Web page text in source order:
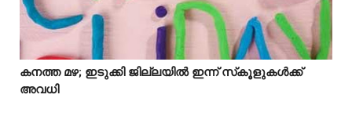
  
കനത്ത മഴ; ഇടുക്കി ജില്ലയിൽ ഇന്ന് സ്‌കൂളുകൾക്ക്
അവധി